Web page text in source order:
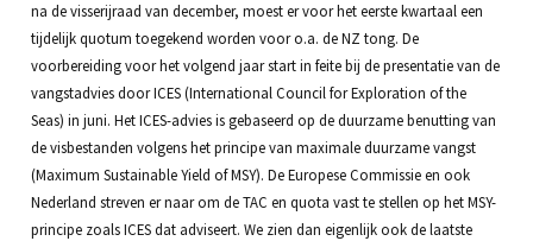
na de visserijraad van december, moest er voor het eerste kwartaal een
tijdelijk quotum toegekend worden voor o.a. de NZ tong. De
voorbereiding voor het volgend jaar start in feite bij de presentatie van de
vangstadvies door ICES (International Council for Exploration of the
Seas) in juni. Het ICES-advies is gebaseerd op de duurzame benutting van
de visbestanden volgens het principe van maximale duurzame vangst
(Maximum Sustainable Yield of MSY). De Europese Commissie en ook
Nederland streven er naar om de TAC en quota vast te stellen op het MSY-
principe zoals ICES dat adviseert. We zien dan eigenlijk ook de laatste